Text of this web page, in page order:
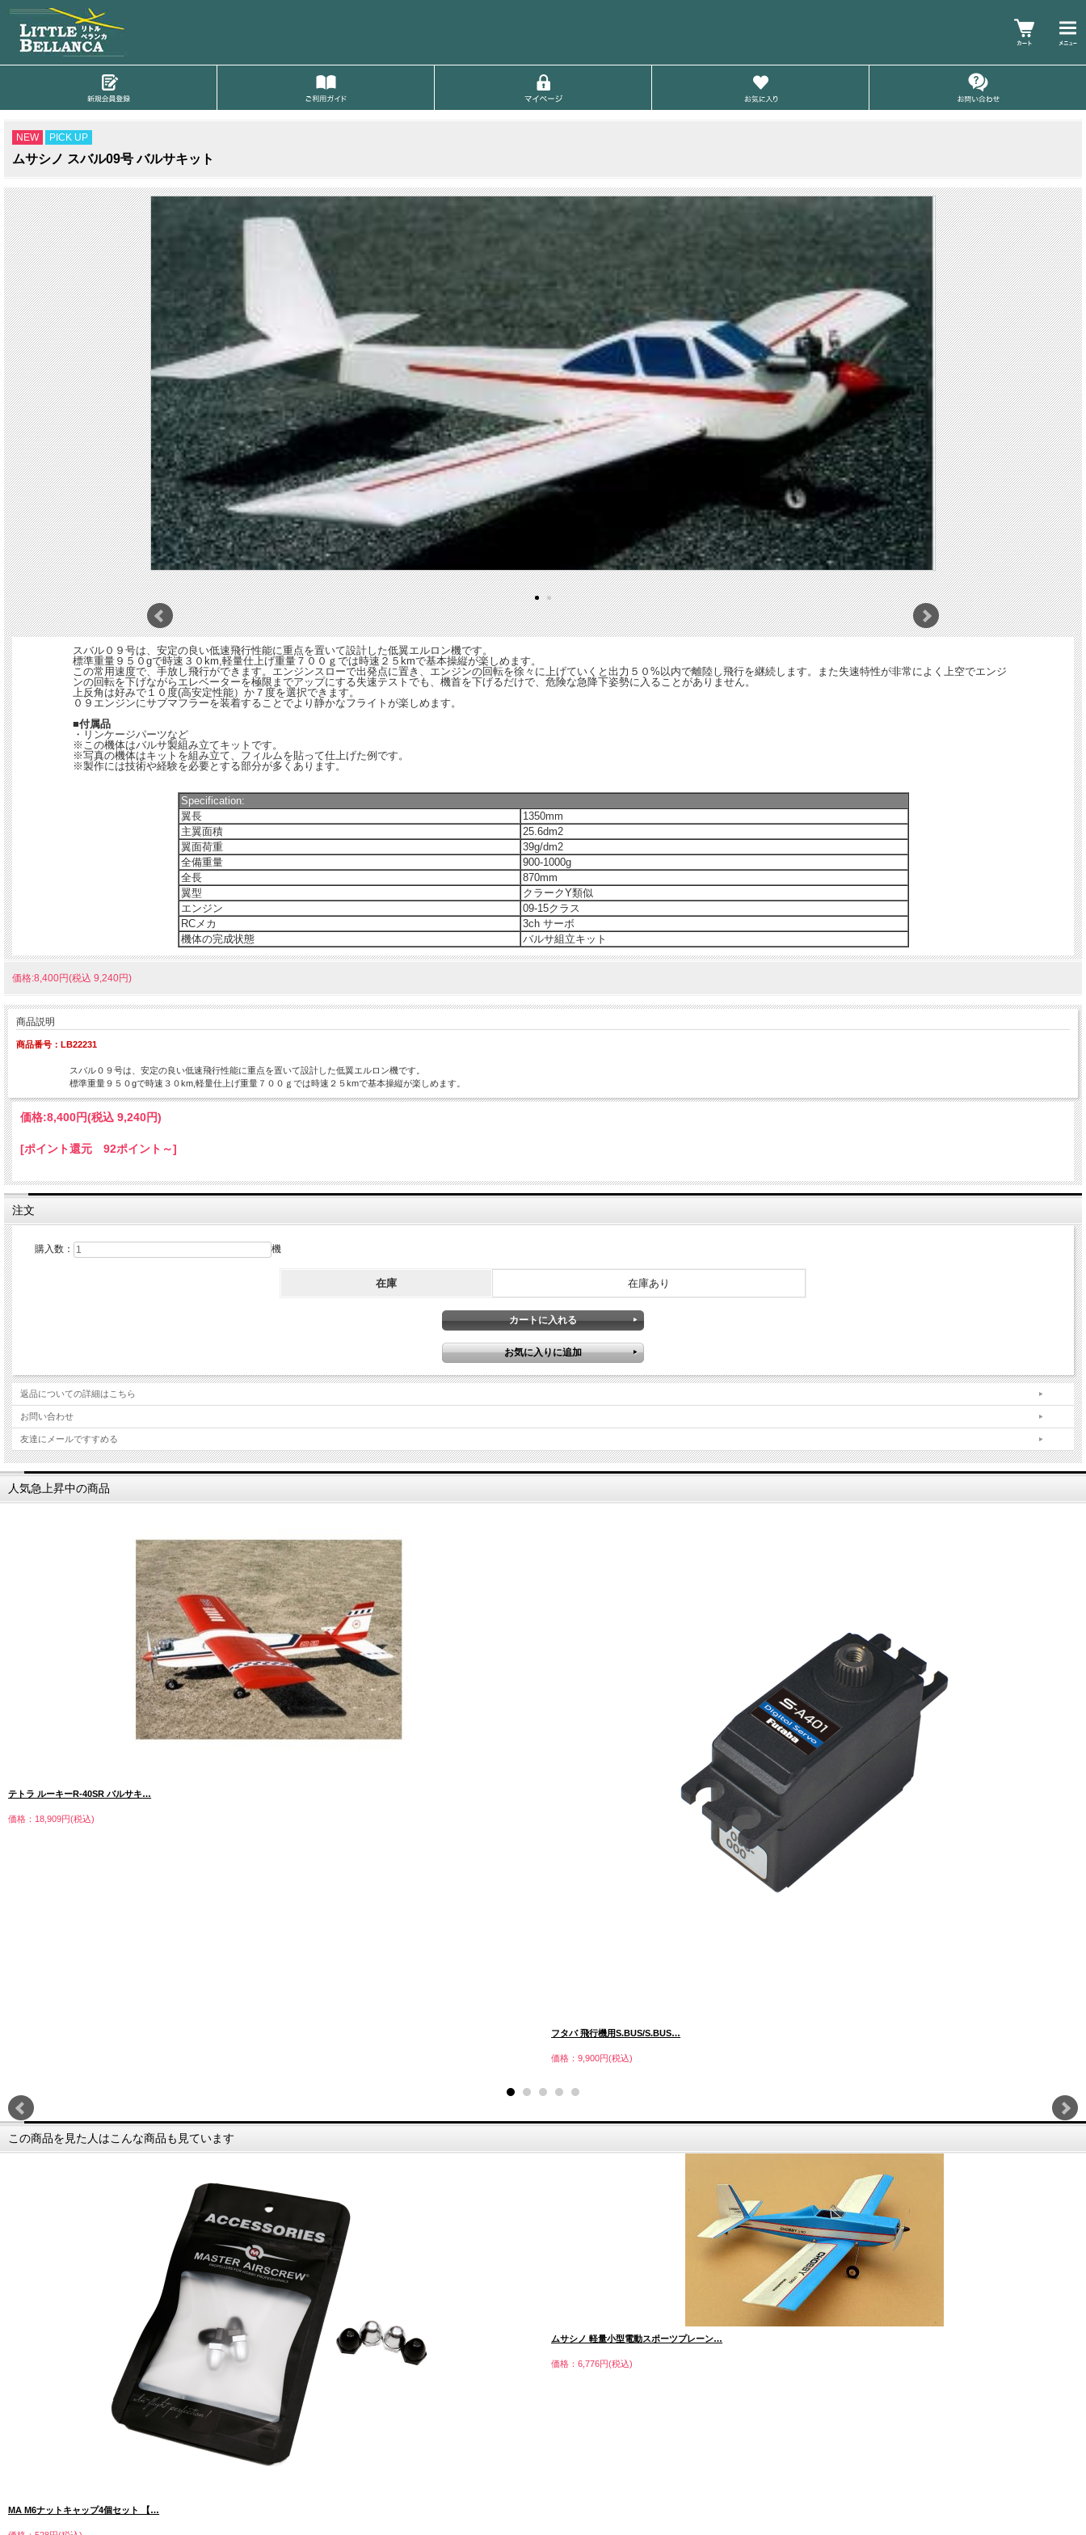
NEW PICK UP
ムサシノ スバル09号 バルサキット
スバル０９号は、安定の良い低速飛行性能に重点を置いて設計した低翼エルロン機です。
標準重量９５０gで時速３０km,軽量仕上げ重量７００ｇでは時速２５kmで基本操縦が楽しめます。
この常用速度で、手放し飛行ができます。エンジンスローで出発点に置き、エンジンの回転を徐々に上げていくと出力５０%以内で離陸し飛行を継続します。また失速特性が非常によく上空でエンジ
ンの回転を下げながらエレベーターを極限までアップにする失速テストでも、機首を下げるだけで、危険な急降下姿勢に入ることがありません。
上反角は好みで１０度(高安定性能）か７度を選択できます。
０９エンジンにサブマフラーを装着することでより静かなフライトが楽しめます。
■付属品
・リンケージパーツなど
※この機体はバルサ製組み立てキットです。
※写真の機体はキットを組み立て、フィルムを貼って仕上げた例です。
※製作には技術や経験を必要とする部分が多くあります。
Specification:
翼長
1350mm
主翼面積
25.6dm2
翼面荷重
39g/dm2
全備重量
900-1000g
全長
870mm
翼型
クラークY類似
エンジン
09-15クラス
RCメカ
3ch サーボ
機体の完成状態
バルサ組立キット
価格:8,400円(税込 9,240円)
商品説明
商品番号：LB22231
スバル０９号は、安定の良い低速飛行性能に重点を置いて設計した低翼エルロン機です。
標準重量９５０gで時速３０km,軽量仕上げ重量７００ｇでは時速２５kmで基本操縦が楽しめます。
価格:8,400円(税込 9,240円)
[ポイント還元 92ポイント～]
注文
購入数： 機
在庫 在庫あり
返品についての詳細はこちら
お問い合わせ
友達にメールですすめる
人気急上昇中の商品
テトラ ルーキーR-40SR バルサキ…
価格：18,909円(税込)
フタバ 飛行機用S.BUS/S.BUS…
価格：9,900円(税込)
この商品を見た人はこんな商品も見ています
MA M6ナットキャップ4個セット 【…
ムサシノ 軽量小型電動スポーツプレーン…
価格：6,776円(税込)